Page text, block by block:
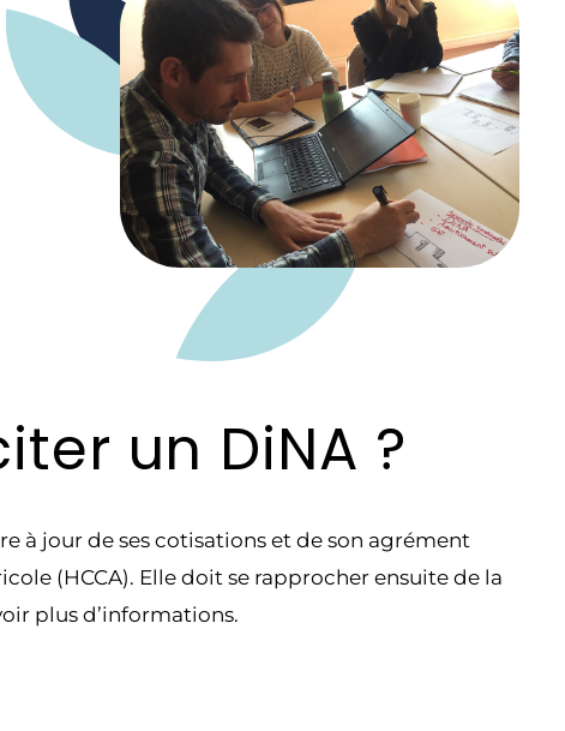
un DiNA ?
à jour de ses cotisations et de son agrément
(HCCA). Elle doit se rapprocher ensuite de la
plus d’informations.